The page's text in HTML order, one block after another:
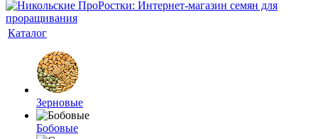
Каталог
Зерновые
Бобовые